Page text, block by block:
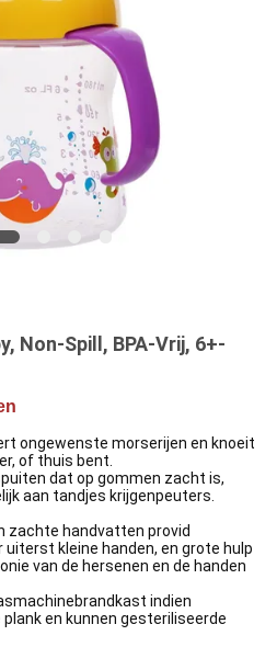
Non-Spill, BPA-Vrij, 6+-
ongewenste morserijen en knoeit
of thuis bent.
dat op gommen zacht is,
aan tandjes krijgenpeuters.
zachte handvatten provid
kleine handen, en grote hulp
van de hersenen en de handen
indien
en kunnen gesteriliseerde